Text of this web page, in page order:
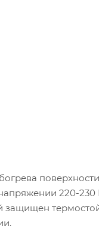
220-230
защищен